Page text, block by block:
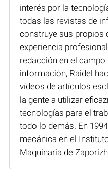
interés por la
todas las revistas de
construye sus propios
experiencia
redacción en el
información, Raidel
vídeos de artículos
la gente a utilizar
tecnologías para el
todo lo demás. En
mecánica en el
Maquinaria de